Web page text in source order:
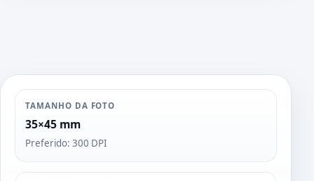
TAMANHO DA FOTO
35×45 mm
Preferido: 300 DPI